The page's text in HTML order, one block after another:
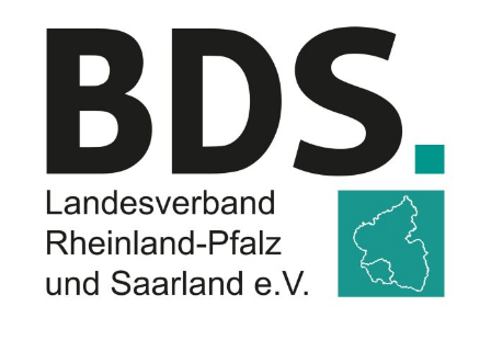
Zeige
grösseres